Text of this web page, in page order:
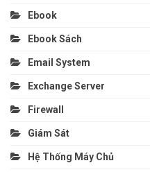
Ebook
Ebook Sách
Email System
Exchange Server
Firewall
Giám Sát
Hệ Thống Máy Chủ